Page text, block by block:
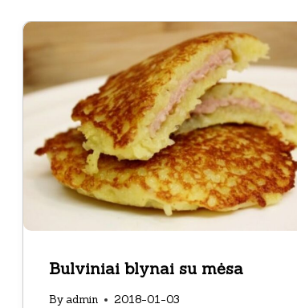
Bulviniai blynai su mėsa
By admin 2018-01-03